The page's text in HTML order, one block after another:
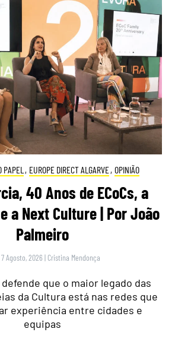
PAPEL , EUROPE DIRECT ALGARVE, OPINIÃO
40 Anos de ECoCs, a
a Next Culture | Por João
Palmeiro
Agosto, 2026 | Cristina Mendonça
que o maior legado das
da Cultura está nas redes que
experiência entre cidades e
equipas